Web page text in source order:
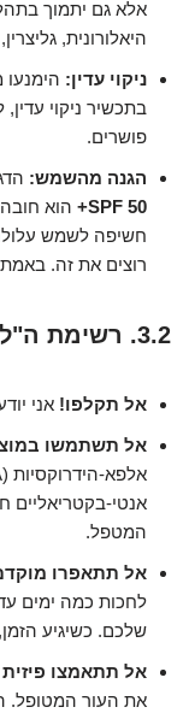
אלא גם יתמוך
היאלורונית,
ניקוי עדין: הימנעו
בתכשיר ניקוי
פושרים.
הגנה מהשמש:
SPF 50+
הוא
חשיפה לשמש
רוצים את זה.
3.2. רשימת ה"לא לעשות" ששווה לכם זהב
אל תקלפו! אני
אל תשתמשו
אנטי-בקטריאליים
המטפל.
אל תתאפרו
לחכות כמה ימים
שלכם. כשיגיע
אל תתאמצו
את העור המטופל.